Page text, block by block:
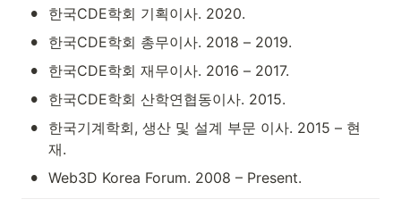
• 한국CDE학회 기획이사. 2020.
• 한국CDE학회 총무이사. 2018 – 2019.
• 한국CDE학회 재무이사. 2016 – 2017.
• 한국CDE학회 산학연협동이사. 2015.
•
한국기계학회, 생산 및 설계 부문 이사. 2015 – 현
재.
• Web3D Korea Forum. 2008 – Present.